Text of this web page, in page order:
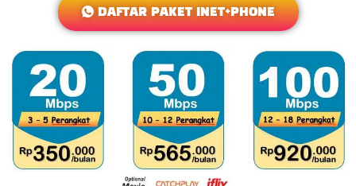
DAFTAR PAKET INET+PHONE